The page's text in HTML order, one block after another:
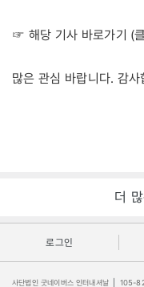
☞ 해당 기사 바로가기 (
많은 관심 바랍니다. 감
더
로그인
사단법인 굿네이버스 인터내셔날 105-